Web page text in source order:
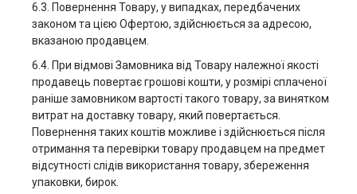
6.3. Повернення Товару, у випадках, передбачених
законом та цією Офертою, здійснюється за адресою,
вказаною продавцем.
6.4. При відмові Замовника від Товару належної якості
продавець повертає грошові кошти, у розмірі сплаченої
раніше замовником вартості такого товару, за винятком
витрат на доставку товару, який повертається.
Повернення таких коштів можливе і здійснюється після
отримання та перевірки товару продавцем на предмет
відсутності слідів використання товару, збереження
упаковки, бирок.